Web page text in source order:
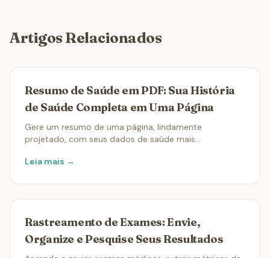
Artigos Relacionados
Resumo de Saúde em PDF: Sua História
de Saúde Completa em Uma Página
Gere um resumo de uma página, lindamente
projetado, com seus dados de saúde mais
compartilhar com a família ou viagens.
Leia mais →
Rastreamento de Exames: Envie,
Organize e Pesquise Seus Resultados